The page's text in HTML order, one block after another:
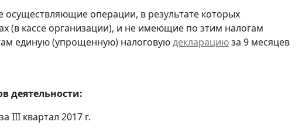
операции, в результате которых
(в кассе организации), и не имеющие по этим налогам
единую (упрощенную) налоговуюдекларациюза 9 месяцев
деятельности:
за III квартал 2017 г.